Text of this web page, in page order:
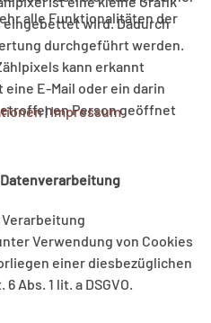
eingebettet wird. Dadurch
durchgeführt werden.
kann erkannt
E-Mail oder ein darin
Person geöffnet
Verwendung von Cookies
einer diesbezüglichen
Abs. 1 lit. a DSGVO.
alle Funktionalitäten der
|Impressum